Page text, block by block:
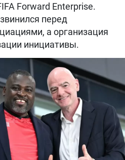
Forward Enterprise.
перед
а организация
инициативы.